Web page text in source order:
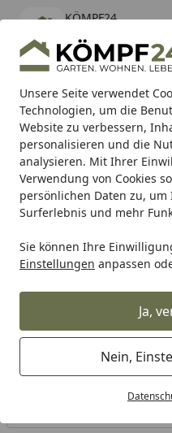
Unsere Seite verwendet
Technologien, um die
Website zu verbessern,
personalisieren und die
analysieren. Mit Ihrer
Verwendung von Cookies
persönlichen Daten zu,
Surferlebnis und mehr
Sie können Ihre
Einstellungen anpassen
Ja,
Nein,
KÖMPF24
kostenlos - Im App Store
Alle Produkte
Mein Konto
Suchen
Karibu Pools inkl.
Starterset
Startseite
Karibu Carports
Karibu ECO-Serie
Ihre
Kategorien